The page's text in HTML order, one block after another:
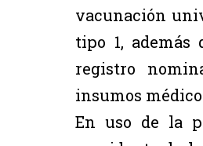
vacunación
tipo 1, además
registro
insumos
En uso de la